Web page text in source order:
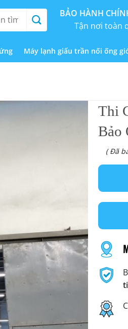
BẢO HÀNH
Tận nơi toàn
Máy lạnh giấu trần nối ống
Thi
Bảo
( Đã